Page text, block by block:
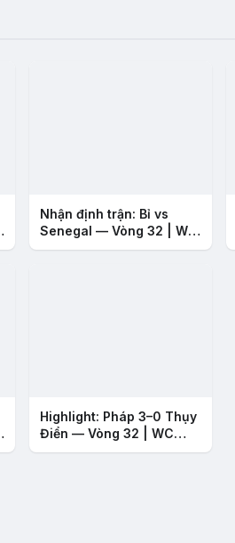
Nhận định trận: Bỉ vs
Senegal — Vòng 32 | WC
2026
Highlight: Pháp 3–0 Thụy
Điển — Vòng 32 | WC
2026